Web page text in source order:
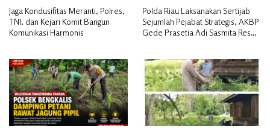
Jaga Kondusifitas Meranti, Polres,
TNI, dan Kejari Komit Bangun
Komunikasi Harmonis
Polda Riau Laksanakan Sertijab
Sejumlah Pejabat Strategis, AKBP
Gede Prasetia Adi Sasmita Resmi